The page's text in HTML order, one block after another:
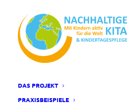
DAS PROJEKT
PRAXISBEISPIELE